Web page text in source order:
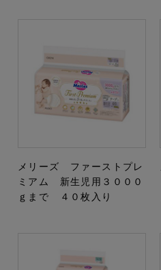
メリーズ ファーストプレ
ミアム 新生児用３０００
ｇまで ４０枚入り